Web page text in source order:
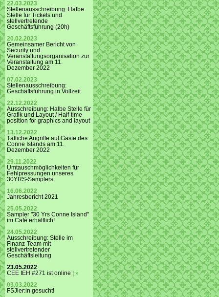
22.03.2023
Stellenausschreibung: Halbe
Stelle für Tickets und
stellvertretende
Geschäftsführung (20h)
20.02.2023
Gemeinsamer Bericht von
Security und
Veranstaltungsorganisation zur
Veranstaltung am 11.
Dezember 2022
07.02.2023
Stellenausschreibung:
Geschäftsführung in Vollzeit
22.12.2022
Ausschreibung: Halbe Stelle für
Grafik und Layout / Half-time
position for graphics and layout
13.12.2022
Tätliche Angriffe auf Gäste des
Conne Islands am 11.
Dezember 2022
29.11.2022
Umtauschmöglichkeiten für
Fehlpressungen unseres
30YRS-Samplers
16.06.2022
Jahresbericht 2021
25.05.2022
Sampler "30 Yrs Conne Island"
im Café erhältlich!
24.05.2022
Ausschreibung: Stelle im
Finanz-Team mit
stellvertretender
Geschäftsleitung
23.05.2022
CEE IEH #271 ist online | »
03.03.2022
FSJler:in gesucht!